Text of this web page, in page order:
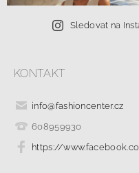
Sledovat na
KONTAKT
info@fashioncenter.cz
608959930
https://